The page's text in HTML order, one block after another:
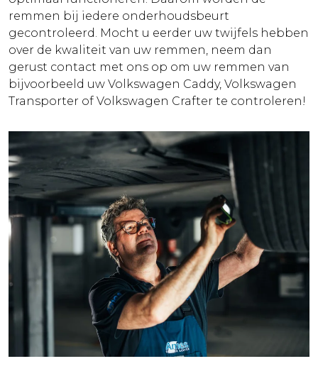
remmen bij iedere onderhoudsbeurt
gecontroleerd. Mocht u eerder uw twijfels hebben
over de kwaliteit van uw remmen, neem dan
gerust contact met ons op om uw remmen van
bijvoorbeeld uw Volkswagen Caddy, Volkswagen
Transporter of Volkswagen Crafter te controleren!